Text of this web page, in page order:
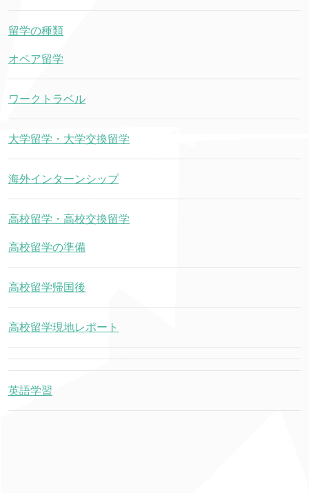
留学の種類
オペア留学
ワークトラベル
大学留学・大学交換留学
海外インターンシップ
高校留学・高校交換留学
高校留学の準備
高校留学帰国後
高校留学現地レポート
英語学習